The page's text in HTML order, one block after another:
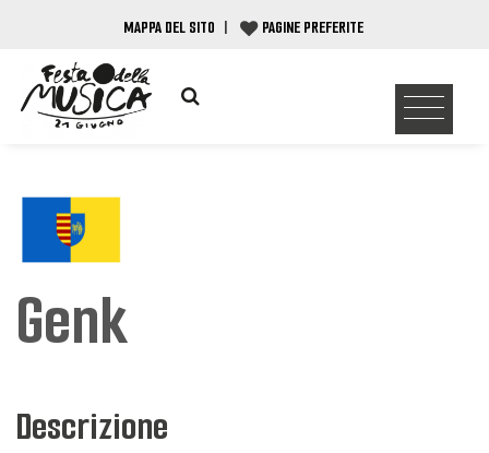
MAPPA DEL SITO | PAGINE PREFERITE
Genk
Descrizione